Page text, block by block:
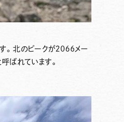
。北のピークが2066メー
ばれています。